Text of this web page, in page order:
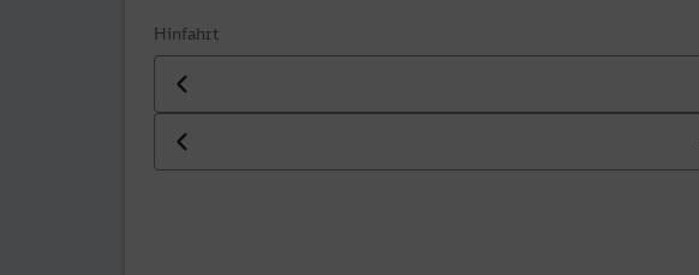
Hinfahrt
Datum der Hinfahrt
Uhrzeit der Hinfahrt